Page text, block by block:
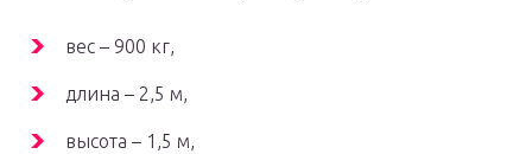
вес – 900 кг,
длина – 2,5 м,
высота – 1,5 м,